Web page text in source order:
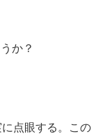
か？
点眼する。この